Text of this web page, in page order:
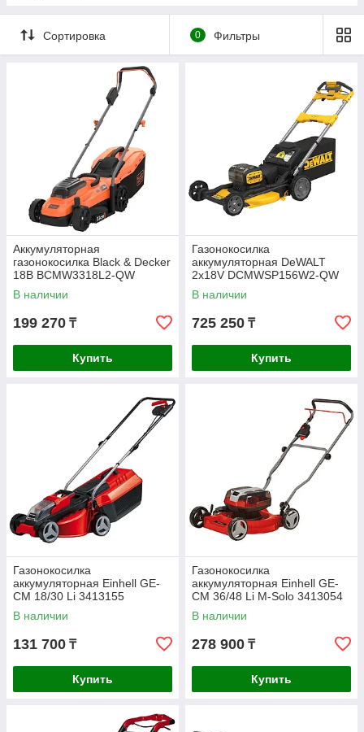
Сортировка 0 Фильтры
Аккумуляторная
газонокосилка Black & Decker
18В BCMW3318L2-QW
В наличии
199 270 ₸
Купить
Газонокосилка
аккумуляторная DeWALT
2х18V DCMWSP156W2-QW
В наличии
725 250 ₸
Купить
Газонокосилка
аккумуляторная Einhell GE-
CM 18/30 Li 3413155
В наличии
131 700 ₸
Купить
Газонокосилка
аккумуляторная Einhell GE-
CM 36/48 Li M-Solo 3413054
В наличии
278 900 ₸
Купить